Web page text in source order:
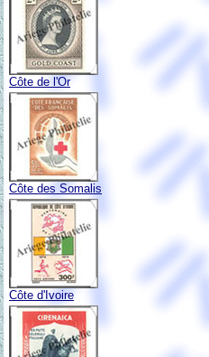
Côte de l'Or
Côte des Somalis
Côte d'Ivoire